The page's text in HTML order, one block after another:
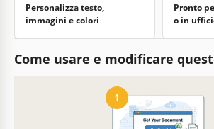
Personalizza testo,
immagini e colori
Pronto
o in
Come usare e modificare
1